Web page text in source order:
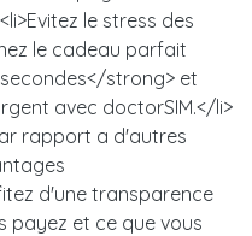
le stress des
le cadeau parfait
strong> et
avec doctorSIM.</li>
rapport a d'autres
d'une transparence
payez et ce que vous